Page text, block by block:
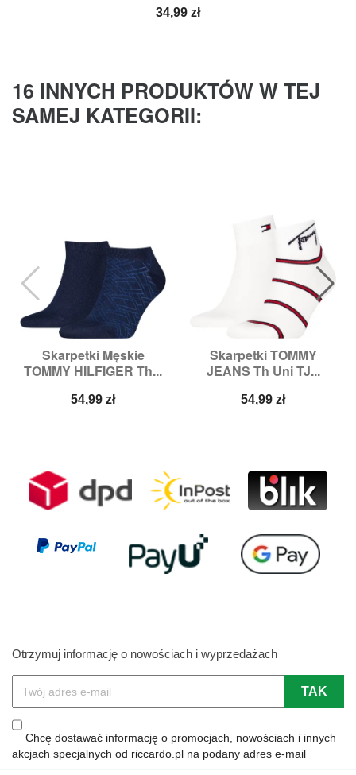
Cena
34,99 zł
16 INNYCH PRODUKTÓW W TEJ
SAMEJ KATEGORII:
Skarpetki Męskie
TOMMY HILFIGER Th...
Cena
54,99 zł
Skarpetki TOMMY
JEANS Th Uni TJ...
Cena
54,99 zł
Otrzymuj informację o nowościach i wyprzedażach
Chcę dostawać informację o promocjach, nowościach i innych
akcjach specjalnych od riccardo.pl na podany adres e-mail